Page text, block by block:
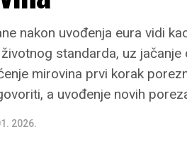
nakon uvođenja eura vidi
standarda, uz
mirovina prvi korak
a uvođenje novih
2026.